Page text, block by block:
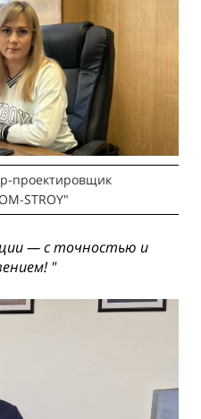
проектировщик
STROY"
— с точностью и
"